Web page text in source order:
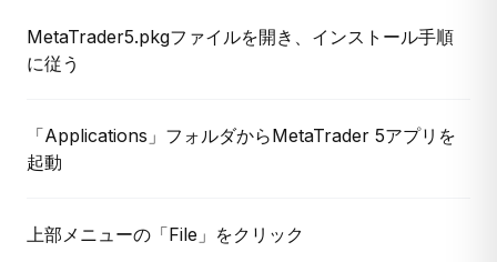
MetaTrader5.pkgファイルを開き、インストール手順
に従う
「Applications」フォルダからMetaTrader 5アプリを
起動
上部メニューの「File」をクリック